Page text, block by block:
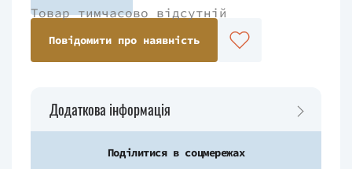
Товар тимчасово відсутній
Повідомити про наявність
Додаткова інформація
Поділитися в соцмережах